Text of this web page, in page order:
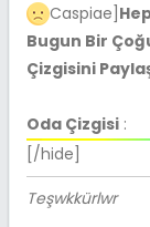
Caspiae]
Bugun Bir
Çizgisini
Oda Çizgisi :
[/hide]
Teşwkkürlwr